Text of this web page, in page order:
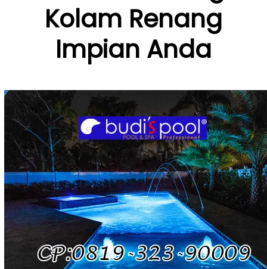
Kolam Renang
Impian Anda